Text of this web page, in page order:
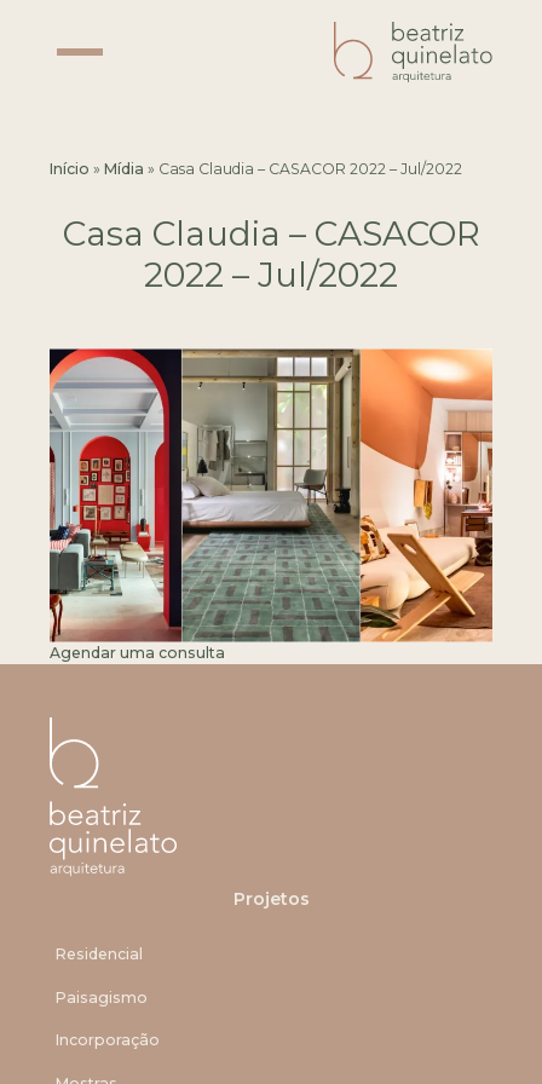
Início »Mídia » Casa Claudia – CASACOR 2022 – Jul/2022
Casa Claudia – CASACOR
2022 – Jul/2022
Agendar uma consulta
Projetos
Residencial
Paisagismo
Incorporação